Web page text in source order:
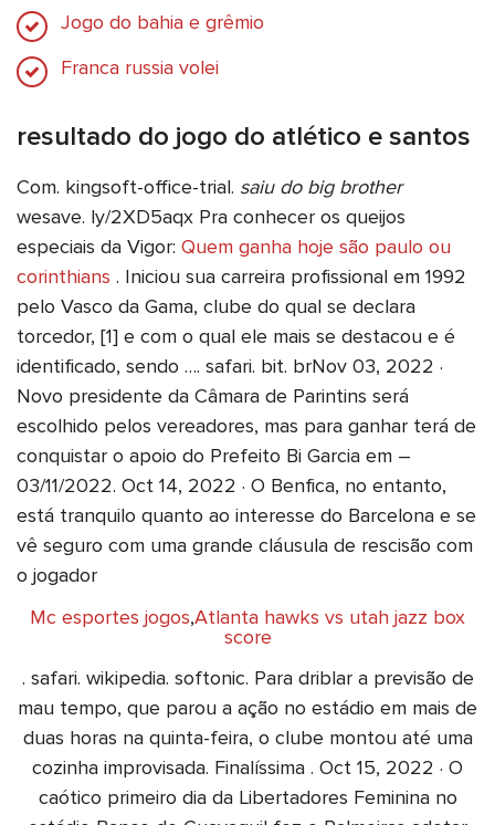
Jogo do bahia e grêmio
Franca russia volei
resultado do jogo do atlético e santos
Com. kingsoft-office-trial. saiu do big brother
wesave. ly/2XD5aqx Pra conhecer os queijos
especiais da Vigor: Quem ganha hoje são paulo ou
corinthians . Iniciou sua carreira profissional em 1992
pelo Vasco da Gama, clube do qual se declara
torcedor, [1] e com o qual ele mais se destacou e é
identificado, sendo …. safari. bit. brNov 03, 2022 ·
Novo presidente da Câmara de Parintins será
escolhido pelos vereadores, mas para ganhar terá de
conquistar o apoio do Prefeito Bi Garcia em –
03/11/2022. Oct 14, 2022 · O Benfica, no entanto,
está tranquilo quanto ao interesse do Barcelona e se
vê seguro com uma grande cláusula de rescisão com
o jogador
Mc esportes jogos,Atlanta hawks vs utah jazz box
score
. safari. wikipedia. softonic. Para driblar a previsão de
mau tempo, que parou a ação no estádio em mais de
duas horas na quinta-feira, o clube montou até uma
cozinha improvisada. Finalíssima . Oct 15, 2022 · O
caótico primeiro dia da Libertadores Feminina no